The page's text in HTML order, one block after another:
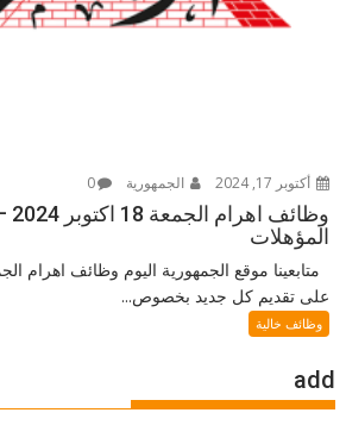
أكتوبر 17, 2024 الجمهورية 0
المؤهلات
متابعينا موقع الجمهورية اليوم وظائف اهرام
على تقديم كل جديد بخصوص...
وظائف خالية
add